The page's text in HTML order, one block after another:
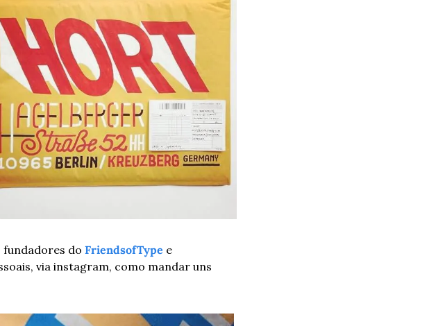
fundadores do FriendsofType e
via instagram, como mandar uns